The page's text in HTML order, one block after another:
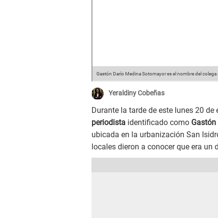
Gastón Darío Medina Sotomayor es el nombre del colega
Yeraldiny Cobeñas
Durante la tarde de este lunes 20 de
periodista identificado como
ubicada en la urbanización San
locales dieron a conocer que era